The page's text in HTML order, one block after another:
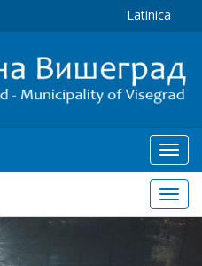
Latinica
мени